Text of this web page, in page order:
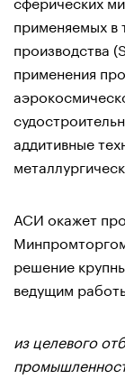
применяемых в
производства
применения
аддитивные
АСИ окажет
решение
ведущим
из целевого